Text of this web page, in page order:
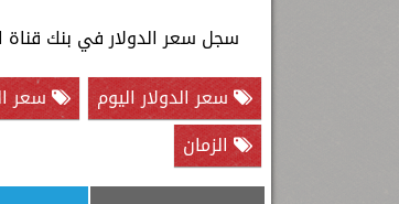
سجل سعر الدولار في بنك قناة السويس اليوم
سعر الدولار اليوم
سعر
الزمان